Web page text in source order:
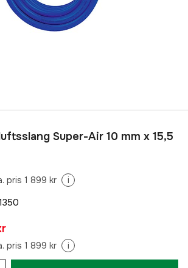
Super-Air 10 mm x 15,5
pris 1 899 kr i
pris 1 899 kr i